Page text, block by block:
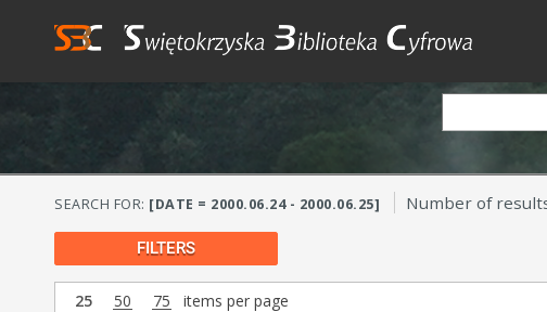
SEARCH FOR: [DATE = 2000.06.24 - 2000.06.25] Number of
FILTERS
25 50 75 items per page